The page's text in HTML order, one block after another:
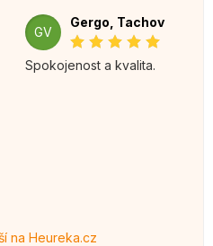
GV
Gergo, Tachov
Spokojenost a kvalita.
na Heureka.cz